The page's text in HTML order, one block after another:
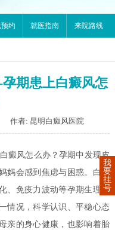
约 就医指南 来院路线
期患上白癜风怎
作者: 昆明白癜风医院
癜风怎么办？孕期中发现皮
妈会感到焦虑与困惑。白癜
、免疫力波动等孕期生理特
情况，科学认识、平稳心态
亲的身心健康，也影响着胎
我
要
挂
号